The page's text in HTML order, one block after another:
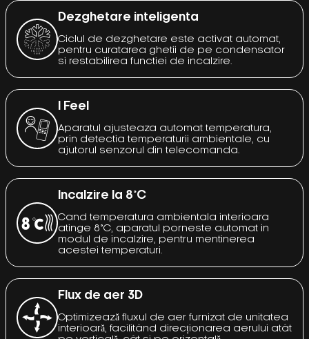
Dezghetare inteligenta
Ciclul de dezghetare este activat automat,
pentru curatarea ghetii de pe condensator
si restabilirea functiei de incalzire.
I Feel
Aparatul ajusteaza automat temperatura,
prin detectia temperaturii ambientale, cu
ajutorul senzorul din telecomanda.
Incalzire la 8°C
Cand temperatura ambientala interioara
atinge 8°C, aparatul porneste automat in
modul de incalzire, pentru mentinerea
acestei temperaturi.
Flux de aer 3D
Optimizează fluxul de aer furnizat de unitatea
interioară, facilitând direcționarea aerului atât